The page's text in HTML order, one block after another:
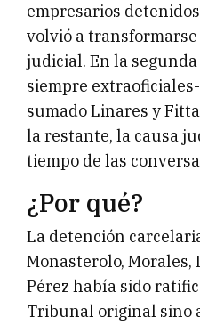
empresarios
volvió a
judicial. En la
siempre
sumado Linares y
la restante, la causa
tiempo de las
¿Por qué?
La detención
Monasterolo, Morales,
Pérez había sido
Tribunal original sino